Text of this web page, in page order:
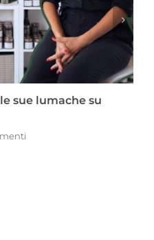
sue lumache su